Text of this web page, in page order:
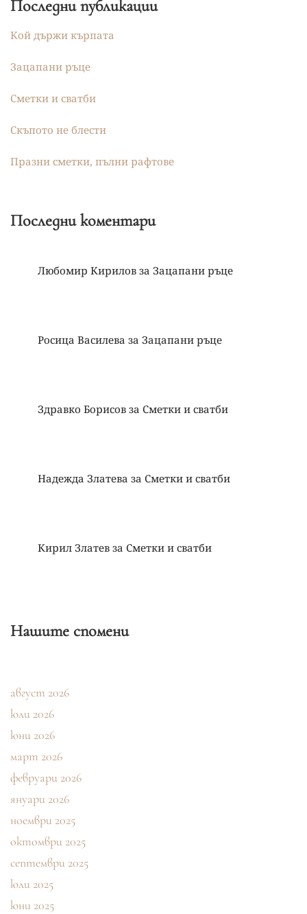
Последни публикации
Кой държи кърпата
Зацапани ръце
Сметки и сватби
Скъпото не блести
Празни сметки, пълни рафтове
Последни коментари
Любомир Кирилов за Зацапани ръце
Росица Василева за Зацапани ръце
Здравко Борисов за Сметки и сватби
Надежда Златева за Сметки и сватби
Кирил Златев за Сметки и сватби
Нашите спомени
август 2026
юли 2026
юни 2026
март 2026
февруари 2026
януари 2026
ноември 2025
октомври 2025
септември 2025
юли 2025
юни 2025